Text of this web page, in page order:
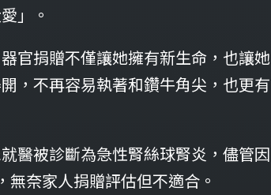
」。
官捐贈不僅讓她擁有新生命，也讓她
，不再容易執著和鑽牛角尖，也更有
醫被診斷為急性腎絲球腎炎，儘管因
奈家人捐贈評估但不適合。